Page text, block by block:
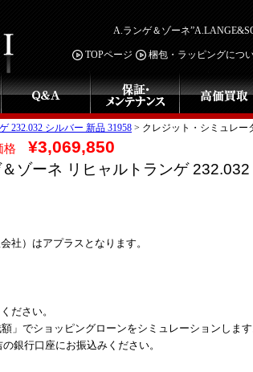
A.ランゲ＆ゾーネ
TOPページ 梱包・ラッピングにつ
232.032 シルバー 新品 31958 > クレジット・シミュレー
格 ¥3,069,850
ゾーネ リヒャルトランゲ 232.032
社）はアプラスとなります。
ださい。
」でショッピングローンをシミュレーションします
銀行口座にお振込みください。